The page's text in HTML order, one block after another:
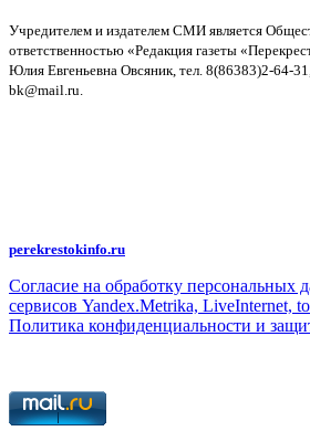
Учредителем и издателем СМИ является
ответственностью «Редакция газеты
Юлия Евгеньевна Овсяник, тел. 8(86383)2-64-
bk@mail.ru.
perekrestokinfo.ru
Согласие на обработку
сервисов Yandex.Metrika, LiveInternet,
Политика конфиденциальности и